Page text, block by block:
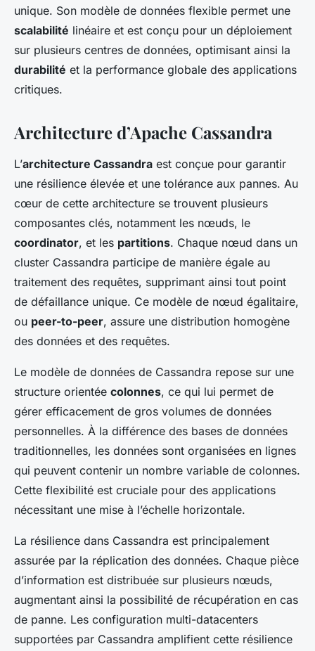
unique. Son modèle de données flexible permet une
scalabilité linéaire et est conçu pour un déploiement
sur plusieurs centres de données, optimisant ainsi la
durabilité et la performance globale des applications
critiques.
Architecture d’Apache Cassandra
L’architecture Cassandra est conçue pour garantir
une résilience élevée et une tolérance aux pannes. Au
cœur de cette architecture se trouvent plusieurs
composantes clés, notamment les nœuds, le
coordinator, et les partitions. Chaque nœud dans un
cluster Cassandra participe de manière égale au
traitement des requêtes, supprimant ainsi tout point
de défaillance unique. Ce modèle de nœud égalitaire,
ou peer-to-peer, assure une distribution homogène
des données et des requêtes.
Le modèle de données de Cassandra repose sur une
structure orientée colonnes, ce qui lui permet de
gérer efficacement de gros volumes de données
personnelles. À la différence des bases de données
traditionnelles, les données sont organisées en lignes
qui peuvent contenir un nombre variable de colonnes.
Cette flexibilité est cruciale pour des applications
nécessitant une mise à l’échelle horizontale.
La résilience dans Cassandra est principalement
assurée par la réplication des données. Chaque pièce
d’information est distribuée sur plusieurs nœuds,
augmentant ainsi la possibilité de récupération en cas
de panne. Les configuration multi-datacenters
supportées par Cassandra amplifient cette résilience